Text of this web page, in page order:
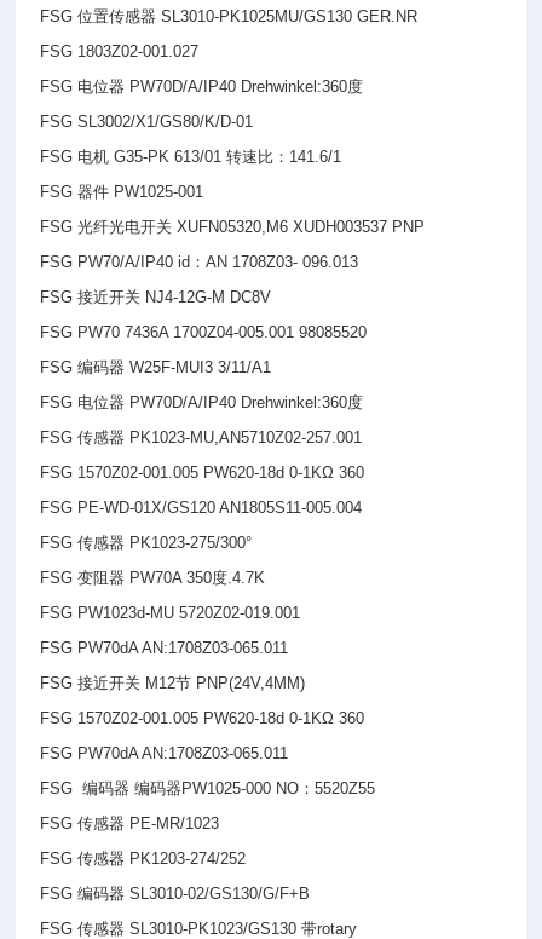
FSG位置传感器 SL3010-PK1025MU/GS130 GER.NR
FSG 1803Z02-001.027
FSG 电位器 PW70D/A/IP40 Drehwinkel:360度
FSG SL3002/X1/GS80/K/D-01
FSG 电机 G35-PK 613/01 转速比：141.6/1
FSG器件 PW1025-001
FSG光纤光电开关 XUFN05320,M6 XUDH003537 PNP
FSG PW70/A/IP40 id ：AN 1708Z03- 096.013
FSG接近开关 NJ4-12G-M DC8V
FSG PW70 7436A 1700Z04-005.001 98085520
FSG编码器 W25F-MUI3 3/11/A1
FSG 电位器 PW70D/A/IP40 Drehwinkel:360度
FSG传感器 PK1023-MU,AN5710Z02-257.001
FSG 1570Z02-001.005 PW620-18d 0-1KΩ 360
FSG PE-WD-01X/GS120 AN1805S11-005.004
FSG传感器 PK1023-275/300°
FSG变阻器 PW70A 350度.4.7K
FSG PW1023d-MU 5720Z02-019.001
FSG PW70dA AN:1708Z03-065.011
FSG接近开关 M12节 PNP(24V,4MM)
FSG 1570Z02-001.005 PW620-18d 0-1KΩ 360
FSG PW70dA AN:1708Z03-065.011
FSG编码器 编码器PW1025-000 NO：5520Z55
FSG传感器 PE-MR/1023
FSG传感器 PK1203-274/252
FSG编码器 SL3010-02/GS130/G/F+B
FSG传感器 SL3010-PK1023/GS130 带rotary